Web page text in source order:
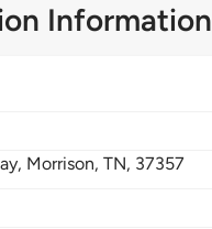
Information
Morrison,TN, 37357